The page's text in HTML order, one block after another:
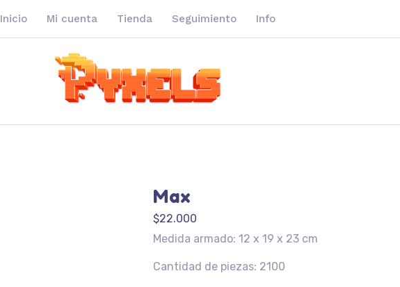
Inicio Mi cuenta Tienda Seguimiento Info
Max
$22.000
Medida armado: 12 x 19 x 23 cm
Cantidad de piezas: 2100